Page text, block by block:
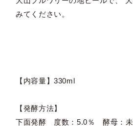
みてください。
【内容量】330ml
【発酵方法】
下面発酵 度数：5.0％ 酵母：未